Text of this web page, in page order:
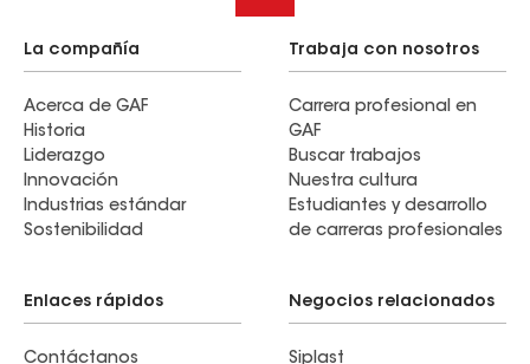
La compañía
Acerca de GAF
Historia
Liderazgo
Innovación
Industrias estándar
Sostenibilidad
Trabaja con nosotros
Carrera profesional en
GAF
Buscar trabajos
Nuestra cultura
Estudiantes y desarrollo
de carreras profesionales
Enlaces rápidos
Contáctanos
Negocios relacionados
Siplast